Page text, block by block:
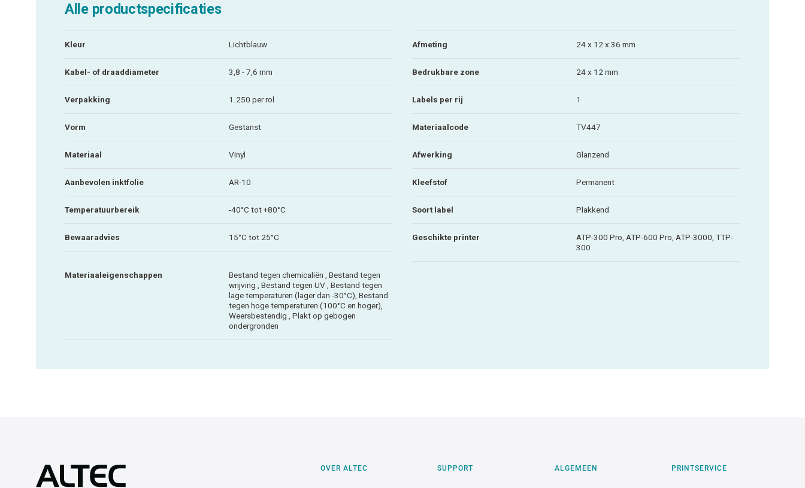
Alle productspecificaties
Kleur Lichtblauw Afmeting 24 x 12 x 36 mm
Kabel- of draaddiameter 3,8 - 7,6 mm Bedrukbare zone 24 x 12 mm
Verpakking 1.250 per rol Labels per rij 1
Vorm Gestanst Materiaalcode TV447
Materiaal Vinyl Afwerking Glanzend
Aanbevolen inktfolie AR-10 Kleefstof Permanent
Temperatuurbereik -40°C tot +80°C Soort label Plakkend
Bewaaradvies 15°C tot 25°C Geschikte printer
ATP-300 Pro, ATP-600 Pro, ATP-3000, TTP-
300
Materiaaleigenschappen
Bestand tegen chemicaliën , Bestand tegen
wrijving , Bestand tegen UV , Bestand tegen
lage temperaturen (lager dan -30°C), Bestand
tegen hoge temperaturen (100°C en hoger),
Weersbestendig , Plakt op gebogen
ondergronden
OVER ALTEC SUPPORT ALGEMEEN PRINTSERVICE